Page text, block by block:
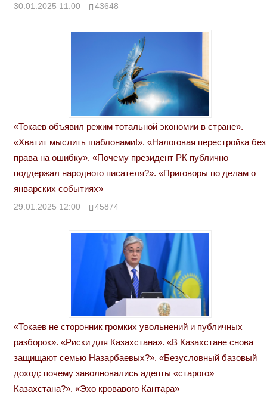
30.01.2025 11:00 43648
«Токаев объявил режим тотальной экономии в стране».
«Хватит мыслить шаблонами!». «Налоговая перестройка без
права на ошибку». «Почему президент РК публично
поддержал народного писателя?». «Приговоры по делам о
январских событиях»
29.01.2025 12:00 45874
«Токаев не сторонник громких увольнений и публичных
разборок». «Риски для Казахстана». «В Казахстане снова
защищают семью Назарбаевых?». «Безусловный базовый
доход: почему заволновались адепты «старого»
Казахстана?». «Эхо кровавого Кантара»